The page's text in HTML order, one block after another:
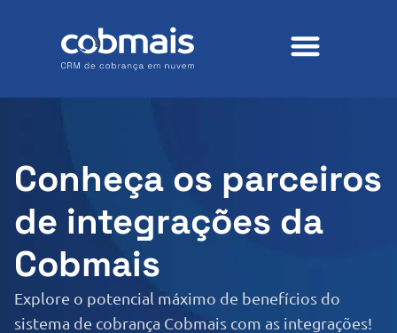
Conheça os parceiros
de integrações da
Cobmais
Explore o potencial máximo de benefícios do
sistema de cobrança Cobmais com as integrações!